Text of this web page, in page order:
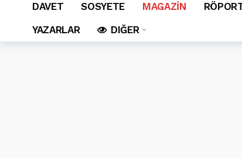
DAVET SOSYETE MAGAZİN
YAZARLAR
DIĞER